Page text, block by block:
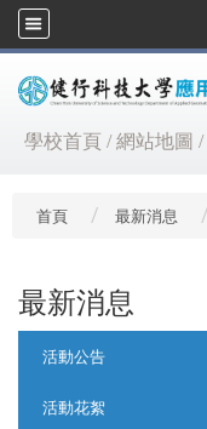
學校首頁 /網站地圖 /
首頁 最新消息
最新消息
活動公告
活動花絮